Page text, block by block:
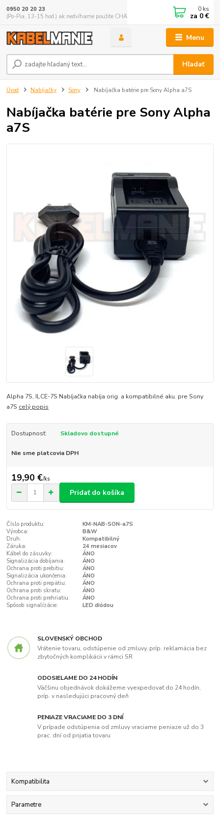
Menu
Hľadať
0950 20 20 23
(Po-Pia, 13-15 hod.) ak nedvíhame použite CHATBOX
0 ks
za 0 €
Úvod Nabíjačky Sony Nabíjačka batérie pre Sony Alpha a7S
Nabíjačka batérie pre Sony Alpha
a7S
Alpha 7S, ILCE-7S Nabíjačka nabíja orig. a kompatibilné aku. pre Sony
a7S celý popis
Dostupnosť: Skladovo dostupné
Nie sme platcovia DPH
19,90 €/ks
Pridať do košíka
Číslo produktu:
KM-NAB-SON-a7S
Výrobca:
B&W
Druh:
Kompatibilný
Záruka:
24 mesiacov
Kábel do zásuvky:
ÁNO
Signalizácia dobíjania:
ÁNO
Ochrana proti prebitiu:
ÁNO
Signalizácia ukončenia:
ÁNO
Ochrana proti prepätiu:
ÁNO
Ochrana proti skratu:
ÁNO
Ochrana proti prehriatiu:
ÁNO
Spôsob signalízácie:
LED diódou
SLOVENSKÝ OBCHOD
Vrátenie tovaru, odstúpenie od zmluvy, príp. reklamácia bez
zbytočných komplikácii v rámci SR
ODOSIELAME DO 24 HODÍN
Väčšinu objednávok dokážeme vyexpedovať do 24 hodín,
príp. v nasledujúci pracovný deň
PENIAZE VRACIAME DO 3 DNÍ
V prípade odstúpenia od zmluvy vraciame peniaze už do 3
prac. dní od prijatia tovaru
Kompatibilita
Parametre